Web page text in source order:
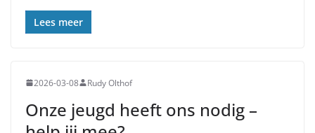
Lees meer
2026-03-08 Rudy Olthof
Onze jeugd heeft ons nodig –